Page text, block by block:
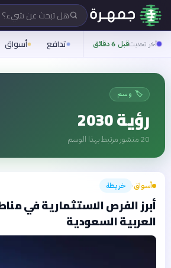
هل تبحث عن شيء؟
آخر تحديثقبل 6 دقائق تدافع أسواق
🏷️ وسم
رؤية 2030
20 منشور مرتبط بهذا الوسم
أسواق› خريطة
أبرز الفرص الاستثمارية في
العربية السعودية